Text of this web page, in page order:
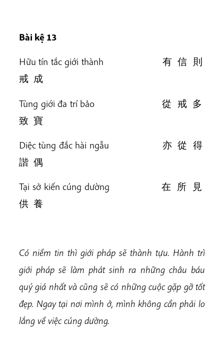
Bài kệ 13
Hữu tín tắc giới thành 有 信 則
戒 成
Tùng giới đa trí bảo 從 戒 多
致 寶
Diệc tùng đắc hài ngẫu 亦 從 得
諧 偶
Tại sở kiến cúng dường 在 所 見
供 養
Có niềm tin thì giới pháp sẽ thành tựu. Hành trì
giới pháp sẽ làm phát sinh ra những châu báu
quý giá nhất và cũng sẽ có những cuộc gặp gỡ tốt
đẹp. Ngay tại nơi mình ở, mình không cần phải lo
lắng về việc cúng dường.